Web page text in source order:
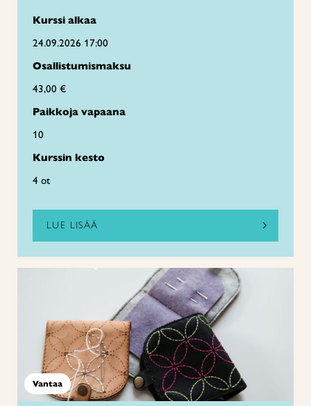
Kurssi alkaa
24.09.2026 17:00
Osallistumismaksu
43,00 €
Paikkoja vapaana
10
Kurssin kesto
4 ot
LUE LISÄÄ
Vantaa